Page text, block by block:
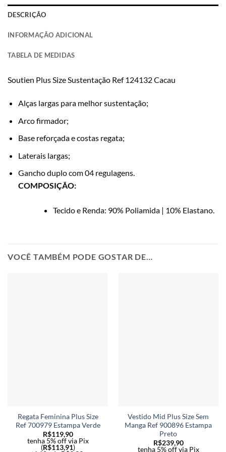
DESCRIÇÃO
INFORMAÇÃO ADICIONAL
TABELA DE MEDIDAS
Soutien Plus Size Sustentação Ref 124132 Cacau
Alças largas para melhor sustentação;
Arco firmador;
Base reforçada e costas regata;
Laterais largas;
Gancho duplo com 04 regulagens.
COMPOSIÇÃO:
Tecido e Renda: 90% Poliamida | 10% Elastano.
VOCÊ TAMBÉM PODE GOSTAR DE…
Regata Feminina Plus Size
Ref 700979 Estampa Verde
R$119,90
tenha 5% off via Pix
(R$113,91)
Vestido Mid Plus Size Sem
Manga Ref 900896 Estampa
Preto
R$239,90
tenha 5% off via Pix